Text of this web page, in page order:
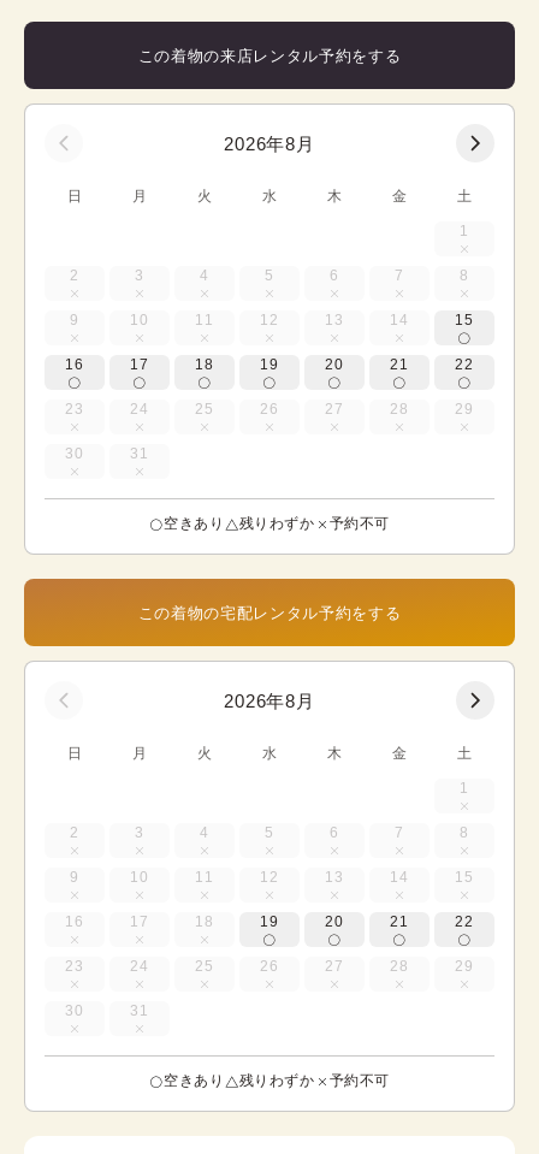
この着物の来店レンタル予約をする
2026年8月
日 月 火 水 木 金 土
1
2 3 4 5 6 7 8
9 10 11 12 13 14 15
16 17 18 19 20 21 22
23 24 25 26 27 28 29
30 31
空きあり 残りわずか 予約不可
この着物の宅配レンタル予約をする
2026年8月
日 月 火 水 木 金 土
1
2 3 4 5 6 7 8
9 10 11 12 13 14 15
16 17 18 19 20 21 22
23 24 25 26 27 28 29
30 31
空きあり 残りわずか 予約不可